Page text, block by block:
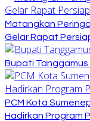
Matangkan
Gelar Rapat
Bupati
PCM Kota
Hadirkan Program